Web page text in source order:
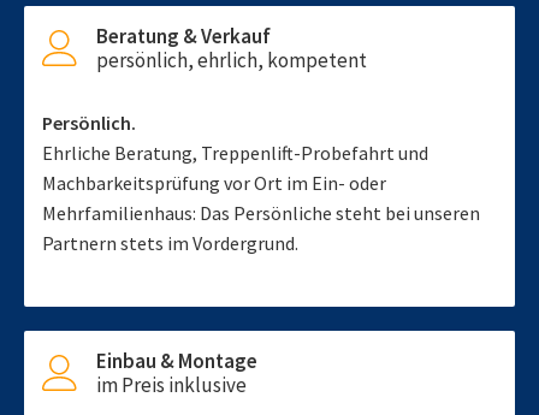
Beratung & Verkauf
persönlich, ehrlich, kompetent
Persönlich.
Ehrliche Beratung, Treppenlift-Probefahrt und
Machbarkeitsprüfung vor Ort im Ein- oder
Mehrfamilienhaus: Das Persönliche steht bei unseren
Partnern stets im Vordergrund.
Einbau & Montage
im Preis inklusive